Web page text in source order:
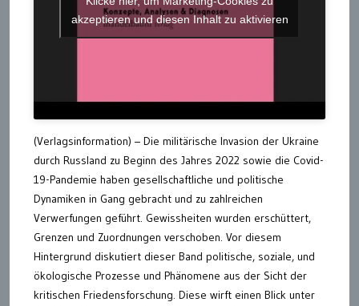
akzeptieren und diesen Inhalt zu aktivieren
(Verlagsinformation) – Die militärische Invasion der Ukraine
durch Russland zu Beginn des Jahres 2022 sowie die Covid-
19-Pandemie haben gesellschaftliche und politische
Dynamiken in Gang gebracht und zu zahlreichen
Verwerfungen geführt. Gewissheiten wurden erschüttert,
Grenzen und Zuordnungen verschoben. Vor diesem
Hintergrund diskutiert dieser Band politische, soziale, und
ökologische Prozesse und Phänomene aus der Sicht der
kritischen Friedensforschung. Diese wirft einen Blick unter